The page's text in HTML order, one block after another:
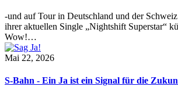
-und auf Tour in Deutschland und der
ihrer aktuellen Single „Nightshift Superstar“
Wow!…
Mai 22, 2026
S-Bahn - Ein Ja ist ein Signal für die